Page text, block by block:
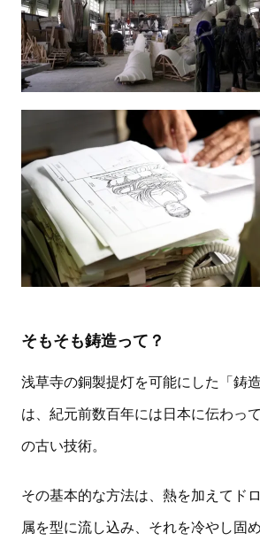
そもそも鋳造って？
浅草寺の銅製提灯を可能にした「鋳
は、紀元前数百年には日本に伝わっ
の古い技術。
その基本的な方法は、熱を加えてド
属を型に流し込み、それを冷やし固